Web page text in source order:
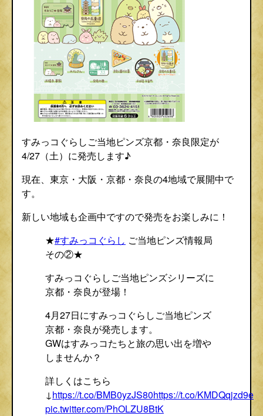
すみっコぐらしご当地ピンズ京都・奈良限定が
4/27（土）に発売します♪
現在、東京・大阪・京都・奈良の4地域で展開中で
す。
新しい地域も企画中ですので発売をお楽しみに！
★#すみっコぐらし ご当地ピンズ情報局
その②★
すみっコぐらしご当地ピンズシリーズに
京都・奈良が登場！
4月27日にすみっコぐらしご当地ピンズ
京都・奈良が発売します。
GWはすみっコたちと旅の思い出を増や
しませんか？
詳しくはこちら
↓https://t.co/BMB0yzJS80https://t.co/KMDQqjzd9e
pic.twitter.com/PhOLZU8BtK